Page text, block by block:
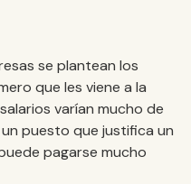
se plantean los
que les viene a la
varían mucho de
puesto que justifica un
pagarse mucho